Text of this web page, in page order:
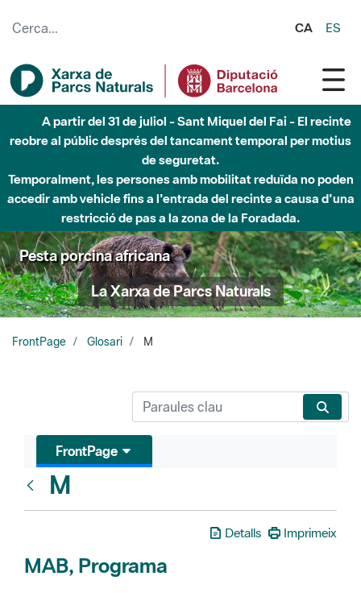
CA ES
A partir del 31 de juliol - Sant Miquel del Fai - El recinte
reobre al públic després del tancament temporal per motius
de seguretat.
Temporalment, les persones amb mobilitat reduïda no poden
accedir amb vehicle fins a l'entrada del recinte a causa d'una
restricció de pas a la zona de la Foradada.
Pesta porcina africana
La Xarxa de Parcs Naturals
FrontPage Glosari M
FrontPage
M
Detalls Imprimeix
MAB, Programa